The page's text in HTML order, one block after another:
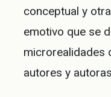
conceptual y
emotivo que se
microrealidades
autores y